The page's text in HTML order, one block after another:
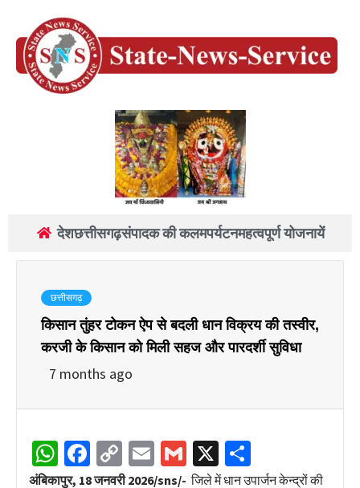
देशछत्तीसगढ़संपादक की कलमपर्यटनमहत्वपूर्ण योजनायें
छत्तीसगढ़
किसान तुंहर टोकन ऐप से बदली धान विक्रय की तस्वीर,
करजी के किसान को मिली सहज और पारदर्शी सुविधा
7 months ago
WhatsApp
Facebook
Copy
Link
EmailGmail
X
अंबिकापुर, 18 जनवरी 2026/sns/- जिले में धान उपार्जन केन्द्रों की